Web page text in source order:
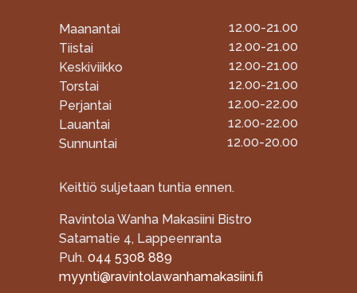
Maanantai
Tiistai
Keskiviikko
Torstai
Perjantai
Lauantai
Sunnuntai
12.00-21.00
12.00-21.00
12.00-21.00
12.00-21.00
12.00-22.00
12.00-22.00
12.00-20.00
Keittiö suljetaan tuntia ennen.
Ravintola Wanha Makasiini Bistro
Satamatie 4, Lappeenranta
Puh. 044 5308 889
myynti@ravintolawanhamakasiini.fi